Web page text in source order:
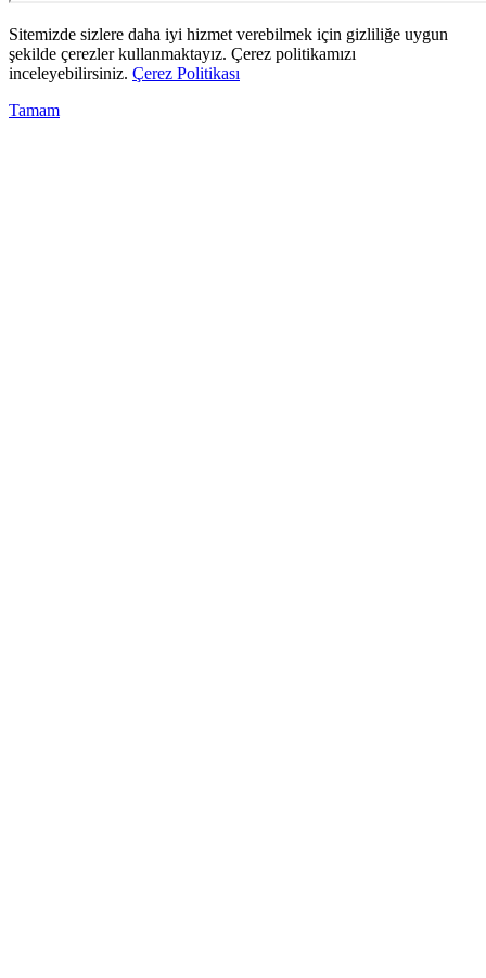
Sitemizde sizlere daha iyi hizmet verebilmek için gizliliğe uygun
şekilde çerezler kullanmaktayız. Çerez politikamızı
inceleyebilirsiniz. Çerez Politikası
Tamam